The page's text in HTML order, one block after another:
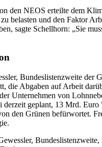
den NEOS erteilte dem
belasten und den Faktor
sagte Schellhorn: „Sie
Bundeslistenzweite der
die Abgaben auf Arbeit
Unternehmen von
derzeit geplant, 13 Mrd.
den Grünen befürwortet.